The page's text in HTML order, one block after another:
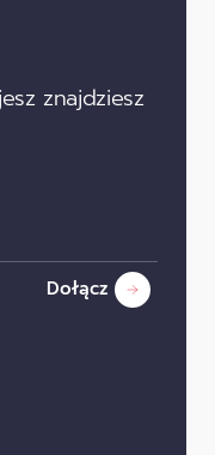
znajdziesz
Dołącz